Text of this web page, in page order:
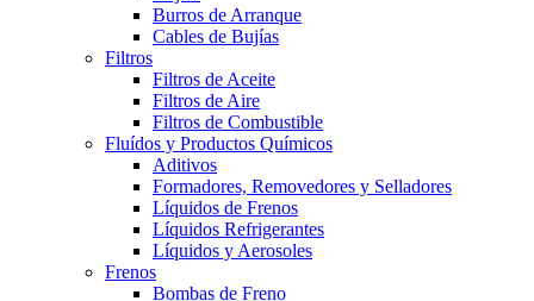
Burros de Arranque
Cables de Bujías
Filtros
Filtros de Aceite
Filtros de Aire
Filtros de Combustible
Fluídos y Productos Químicos
Aditivos
Formadores, Removedores y Selladores
Líquidos de Frenos
Líquidos Refrigerantes
Líquidos y Aerosoles
Frenos
Bombas de Freno